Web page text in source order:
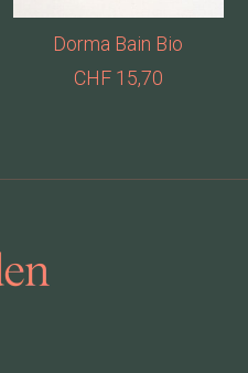
Dorma Bain Bio
CHF 15,70